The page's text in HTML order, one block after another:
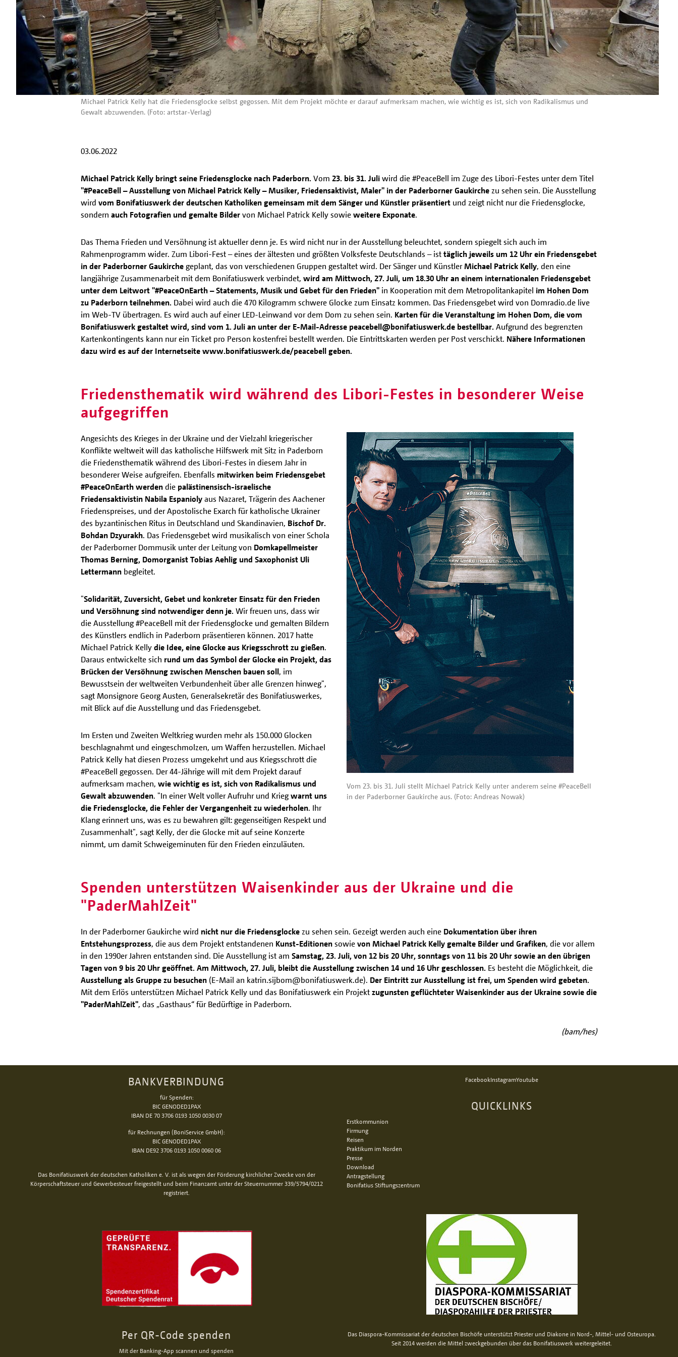
Michael Patrick Kelly hat die Friedensglocke selbst gegossen. Mit dem Projekt möchte er darauf aufmerksam machen, wie wichtig es ist, sich von Radikalismus und
Gewalt abzuwenden. (Foto: artstar-Verlag)
03.06.2022
Michael Patrick Kelly bringt seine Friedensglocke nach Paderborn. Vom 23. bis 31. Juli wird die #PeaceBell im Zuge des Libori-Festes unter dem Titel
"#PeaceBell – Ausstellung von Michael Patrick Kelly – Musiker, Friedensaktivist, Maler" in der Paderborner Gaukirche zu sehen sein. Die Ausstellung
wird vom Bonifatiuswerk der deutschen Katholiken gemeinsam mit dem Sänger und Künstler präsentiert und zeigt nicht nur die Friedensglocke,
sondern auch Fotografien und gemalte Bilder von Michael Patrick Kelly sowie weitere Exponate.
Das Thema Frieden und Versöhnung ist aktueller denn je. Es wird nicht nur in der Ausstellung beleuchtet, sondern spiegelt sich auch im
Rahmenprogramm wider. Zum Libori-Fest – eines der ältesten und größten Volksfeste Deutschlands – ist täglich jeweils um 12 Uhr ein Friedensgebet
in der Paderborner Gaukirche geplant, das von verschiedenen Gruppen gestaltet wird. Der Sänger und KünstlerMichael Patrick Kelly, den eine
langjährige Zusammenarbeit mit dem Bonifatiuswerk verbindet, wird am Mittwoch, 27. Juli, um 18.30 Uhr an einem internationalen Friedensgebet
unter dem Leitwort "#PeaceOnEarth – Statements, Musik und Gebet für den Frieden" in Kooperation mit dem Metropolitankapitel im Hohen Dom
zu Paderborn teilnehmen. Dabei wird auch die 470 Kilogramm schwere Glocke zum Einsatz kommen. Das Friedensgebet wird von Domradio.de live
im Web-TV übertragen. Es wird auch auf einer LED-Leinwand vor dem Dom zu sehen sein. Karten für die Veranstaltung im Hohen Dom, die vom
Bonifatiuswerk gestaltet wird, sind vom 1. Juli an unter der E-Mail-Adresse peacebell@bonifatiuswerk.de bestellbar. Aufgrund des begrenzten
Kartenkontingents kann nur ein Ticket pro Person kostenfrei bestellt werden. Die Eintrittskarten werden per Post verschickt. Nähere Informationen
dazu wird es auf der Internetseite www.bonifatiuswerk.de/peacebell geben.
Friedensthematik wird während des Libori-Festes in besonderer Weise
aufgegriffen
Vom 23. bis 31. Juli stellt Michael Patrick Kelly unter anderem seine #PeaceBell
in der Paderborner Gaukirche aus. (Foto: Andreas Nowak)
Angesichts des Krieges in der Ukraine und der Vielzahl kriegerischer
Konflikte weltweit will das katholische Hilfswerk mit Sitz in Paderborn
die Friedensthematik während des Libori-Festes in diesem Jahr in
besonderer Weise aufgreifen. Ebenfalls mitwirken beim Friedensgebet
#PeaceOnEarth werden die palästinensisch-israelische
Friedensaktivistin Nabila Espanioly aus Nazaret, Trägerin des Aachener
Friedenspreises, und der Apostolische Exarch für katholische Ukrainer
des byzantinischen Ritus in Deutschland und Skandinavien, Bischof Dr.
Bohdan Dzyurakh. Das Friedensgebet wird musikalisch von einer Schola
der Paderborner Dommusik unter der Leitung von Domkapellmeister
Thomas Berning, Domorganist Tobias Aehlig und Saxophonist Uli
Lettermann begleitet.
"Solidarität, Zuversicht, Gebet und konkreter Einsatz für den Frieden
und Versöhnung sind notwendiger denn je. Wir freuen uns, dass wir
die Ausstellung #PeaceBell mit der Friedensglocke und gemalten Bildern
des Künstlers endlich in Paderborn präsentieren können. 2017 hatte
Michael Patrick Kelly die Idee, eine Glocke aus Kriegsschrott zu gießen.
Daraus entwickelte sich rund um das Symbol der Glocke ein Projekt, das
Brücken der Versöhnung zwischen Menschen bauen soll, im
Bewusstsein der weltweiten Verbundenheit über alle Grenzen hinweg",
sagt Monsignore Georg Austen, Generalsekretär des Bonifatiuswerkes,
mit Blick auf die Ausstellung und das Friedensgebet.
Im Ersten und Zweiten Weltkrieg wurden mehr als 150.000 Glocken
beschlagnahmt und eingeschmolzen, um Waffen herzustellen. Michael
Patrick Kelly hat diesen Prozess umgekehrt und aus Kriegsschrott die
#PeaceBell gegossen. Der 44-Jährige will mit dem Projekt darauf
aufmerksam machen, wie wichtig es ist, sich von Radikalismus und
Gewalt abzuwenden. "In einer Welt voller Aufruhr und Kriegwarnt uns
die Friedensglocke, die Fehler der Vergangenheit zu wiederholen. Ihr
Klang erinnert uns, was es zu bewahren gilt: gegenseitigen Respekt und
Zusammenhalt", sagt Kelly, der die Glocke mit auf seine Konzerte
nimmt, um damit Schweigeminuten für den Frieden einzuläuten.
Spenden unterstützen Waisenkinder aus der Ukraine und die
"PaderMahlZeit"
In der Paderborner Gaukirche wird nicht nur die Friedensglocke zu sehen sein. Gezeigt werden auch eine Dokumentation über ihren
Entstehungsprozess, die aus dem Projekt entstandenen Kunst-Editionen sowie von Michael Patrick Kelly gemalte Bilder und Grafiken, die vor allem
in den 1990er Jahren entstanden sind. Die Ausstellung ist am Samstag, 23. Juli, von 12 bis 20 Uhr, sonntags von 11 bis 20 Uhr sowie an den übrigen
Tagen von 9 bis 20 Uhr geöffnet. Am Mittwoch, 27. Juli, bleibt die Ausstellung zwischen 14 und 16 Uhr geschlossen. Es besteht die Möglichkeit, die
Ausstellung als Gruppe zu besuchen (E-Mail an katrin.sijbom@bonifatiuswerk.de). Der Eintritt zur Ausstellung ist frei, um Spenden wird gebeten.
Mit dem Erlös unterstützen Michael Patrick Kelly und das Bonifatiuswerk ein Projekt zugunsten geflüchteter Waisenkinder aus der Ukraine sowie die
"PaderMahlZeit", das „Gasthaus“ für Bedürftige in Paderborn.
(bam/hes)
BANKVERBINDUNG
für Spenden:
BIC GENODED1PAX
IBAN DE 70 3706 0193 1050 0030 07
für Rechnungen (BoniService GmbH):
BIC GENODED1PAX
IBAN DE92 3706 0193 1050 0060 06
Das Bonifatiuswerk der deutschen Katholiken e. V. ist als wegen der Förderung kirchlicher Zwecke von der
Körperschaftsteuer und Gewerbesteuer freigestellt und beim Finanzamt unter der Steuernummer 339/5794/0212
registriert.
Per QR-Code spenden
Mit der Banking-App scannen und spenden
FacebookInstagramYoutube
QUICKLINKS
Erstkommunion
Firmung
Reisen
Praktikum im Norden
Presse
Download
Antragstellung
Bonifatius Stiftungszentrum
Das Diaspora-Kommissariat der deutschen Bischöfe unterstützt Priester und Diakone in Nord-, Mittel- und Osteuropa.
Seit 2014 werden die Mittel zweckgebunden über das Bonifatiuswerk weitergeleitet.